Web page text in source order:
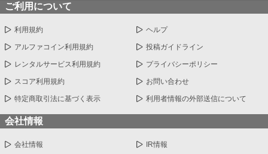
ご利用について
利用規約 ヘルプ
アルファコイン利用規約 投稿ガイドライン
レンタルサービス利用規約 プライバシーポリシー
スコア利用規約 お問い合わせ
特定商取引法に基づく表示 利用者情報の外部送信について
会社情報
会社情報 IR情報